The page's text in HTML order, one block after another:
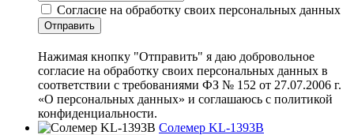
Согласие на обработку своих персональных данных
Отправить
Нажимая кнопку "Отправить" я даю добровольное
согласие на обработку своих персональных данных в
соответствии с требованиями ФЗ № 152 от 27.07.2006 г.
«О персональных данных» и соглашаюсь с политикой
конфиденциальности.
Солемер KL-1393B